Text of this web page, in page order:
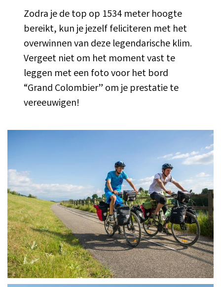
Zodra je de top op 1534 meter hoogte
bereikt, kun je jezelf feliciteren met het
overwinnen van deze legendarische klim.
Vergeet niet om het moment vast te
leggen met een foto voor het bord
“Grand Colombier” om je prestatie te
vereeuwigen!